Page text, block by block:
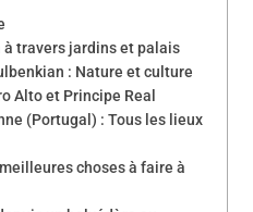
à travers jardins et palais
: Nature et culture
Alto et Principe Real
(Portugal) : Tous les lieux
choses à faire à